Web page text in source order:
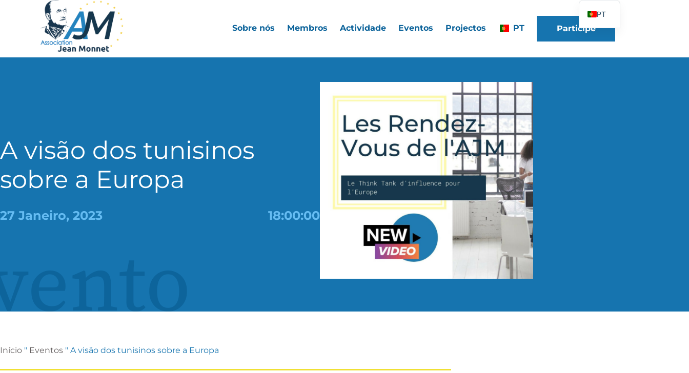
Sobre nós Membros Actividade Eventos Projectos PT Participe
A visão dos tunisinos
sobre a Europa
27 Janeiro, 2023 18:00:00
Início " Eventos " A visão dos tunisinos sobre a Europa
PT
FR